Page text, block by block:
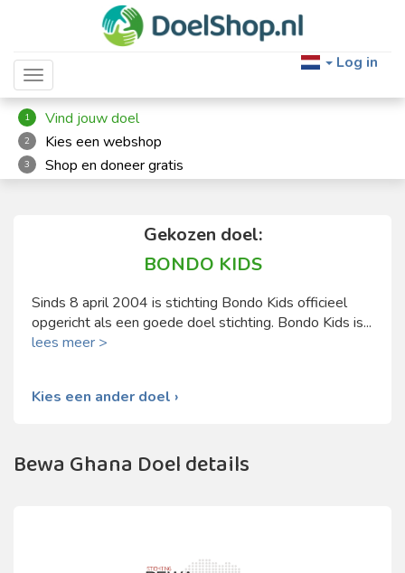
Toggle navigation
Log in
1 Vind jouw doel
2 Kies een webshop
3 Shop en doneer gratis
Gekozen doel:
BONDO KIDS
Sinds 8 april 2004 is stichting Bondo Kids officieel
opgericht als een goede doel stichting. Bondo Kids is...
lees meer >
Kies een ander doel ›
Bewa Ghana Doel details